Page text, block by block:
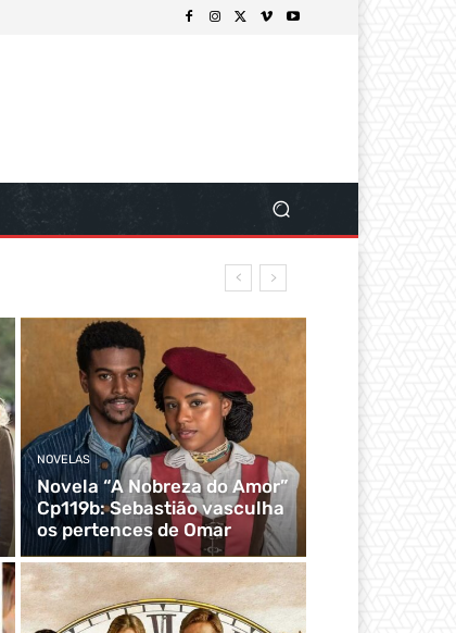
NOVELAS
Novela “A Nobreza do Amor”
Cp119b: Sebastião vasculha
os pertences de Omar